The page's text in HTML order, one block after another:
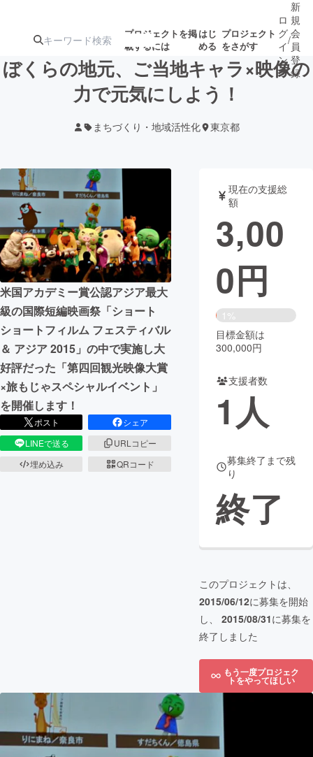
プロジェクトを掲
載するには
はじ
める
プロジェクト
をさがす
ターン
注目の新着プロ
ジェクト
募集終了が近いプ
ロジェクト
アート・写真 音楽
テクノロジー・ガジェット ゲーム・サ
映像・映画 書籍・雑誌
ビジネス・起業 チャレンジ
まちづくり・地域活性化
CAMPFIRE for Social Good
CAMPFIRE Creation
CAMPFIREふるさと納税
コミュニティ
ロ
グ
イ
ン
/
新
規
会
員
登
録
ぼくらの地元、ご当地キャラ×映像の
力で元気にしよう！
まちづくり・地域活性化 東京都
米国アカデミー賞公認アジア最大
級の国際短編映画祭「ショート
ショートフィルム フェスティバル
＆ アジア 2015」の中で実施し大
好評だった「第四回観光映像大賞
×旅もじゃスペシャルイベント」
を開催します！
ポスト
シェア
LINEで送る
URLコピー
埋め込み
QRコード
現在の支援総
額
3,00
0円
1%
目標金額は
300,000円
支援者数
1人
募集終了まで残
り
終了
このプロジェクトは、
2015/06/12に募集を開始
し、 2015/08/31に募集を
終了しました
もう一度プロジェク
トをやってほしい